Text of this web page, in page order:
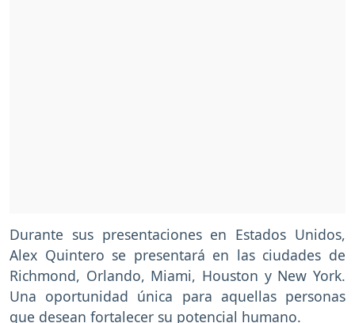
Durante sus presentaciones en Estados Unidos,
Alex Quintero se presentará en las ciudades de
Richmond, Orlando, Miami, Houston y New York.
Una oportunidad única para aquellas personas
que desean fortalecer su potencial humano.